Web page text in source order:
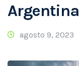
Argentina
agosto 9, 2023